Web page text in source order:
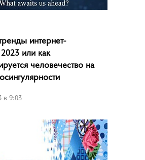
интернет-
или как
человечество на
в 9:03